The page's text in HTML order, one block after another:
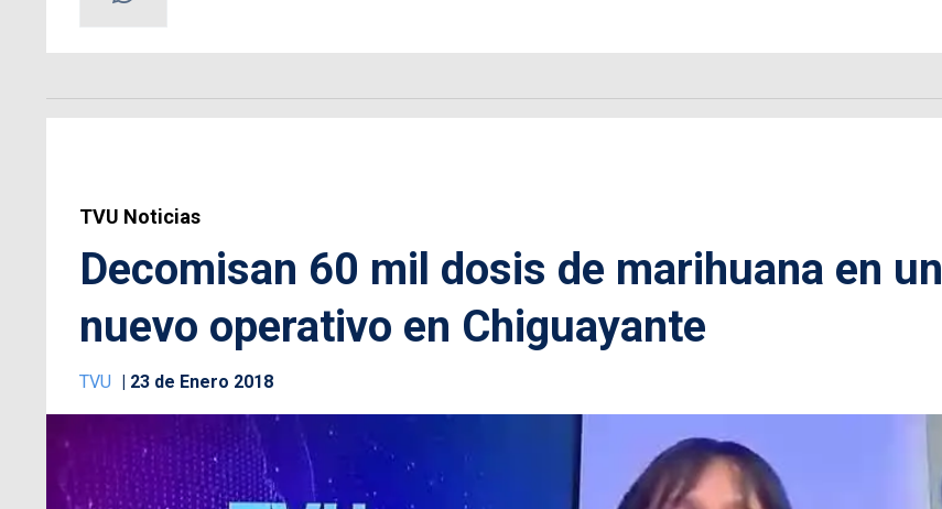
TVU Noticias
Decomisan 60 mil dosis de marihuana en un
nuevo operativo en Chiguayante
TVU 23 de Enero 2018